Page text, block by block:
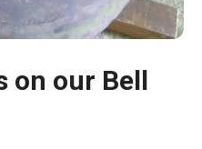
on our Bell